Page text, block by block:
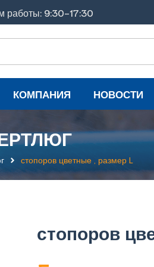
работы: 9:30-17:30
КОМПАНИЯ НОВОСТИ
стопоров цветные , размер L
стопоров